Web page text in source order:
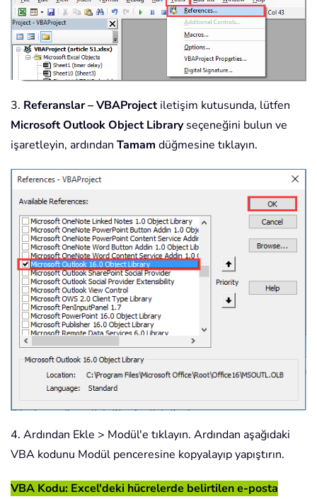
3. Referanslar – VBAProjectiletişim kutusunda, lütfen
Microsoft Outlook Object Libraryseçeneğini bulun ve
işaretleyin, ardından Tamam düğmesine tıklayın.
4. Ardından Ekle > Modül'e tıklayın. Ardından aşağıdaki
VBA kodunu Modül penceresine kopyalayıp yapıştırın.
VBA Kodu: Excel'deki hücrelerde belirtilen e-posta